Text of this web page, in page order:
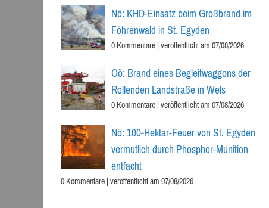
Nö: KHD-Einsatz beim Großbrand im
Föhrenwald in St. Egyden
0 Kommentare|veröffentlicht am 07/08/2026
Oö: Brand eines Begleitwaggons der
Rollenden Landstraße in Wels
0 Kommentare|veröffentlicht am 07/08/2026
Nö: 100-Hektar-Feuer von St. Egyden
vermutlich durch Phosphor-Munition
entfacht
0 Kommentare|veröffentlicht am 07/08/2026